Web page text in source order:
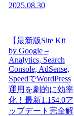
2025.08.30
【最新版Site Kit
by Google –
Analytics, Search
Console, AdSense,
SpeedでWordPress
運用を劇的に効率
化！最新1.154.0ア
ップデート完全解